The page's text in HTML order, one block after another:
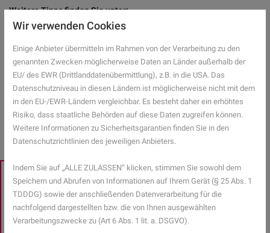
ZURÜCK ZUR ÜBERSICHT
Weitere Tipps finden Sie unter:
Wissen, was in der Luft liegt
Mehr Gesundheitsinformationen zum Thema Heuschnupfen finden
Sie hier.
EXPERTENSUCHE
Sie haben Fragen zu
Gesundheitsthemen?
Wir verwenden Cookies
Einige Anbieter übermitteln im Rahmen von der Verarbeitung zu den
genannten Zwecken möglicherweise Daten an Länder außerhalb der
EU/ des EWR (Drittlanddatenübermittlung), z.B. in die USA. Das
Datenschutzniveau in diesen Ländern ist möglicherweise nicht mit dem
in den EU-/EWR-Ländern vergleichbar. Es besteht daher ein erhöhtes
Risiko, dass staatliche Behörden auf diese Daten zugreifen können.
Weitere Informationen zu Sicherheitsgarantien finden Sie in den
Datenschutzrichtlinien des jeweiligen Anbieters.
Indem Sie auf „ALLE ZULASSEN“ klicken, stimmen Sie sowohl dem
Speichern und Abrufen von Informationen auf Ihrem Gerät (§ 25 Abs. 1
TDDDG) sowie der anschließenden Datenverarbeitung für die
nachfolgend dargestellten bzw. die von Ihnen ausgewählten
Verarbeitungszwecke zu (Art 6 Abs. 1 lit. a. DSGVO).